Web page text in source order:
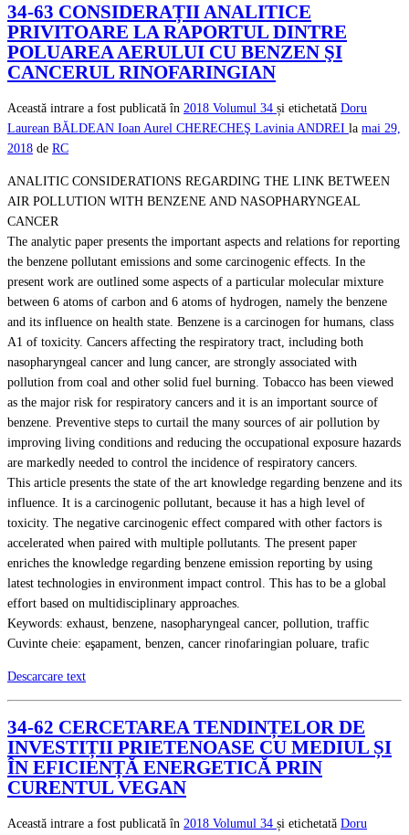
34-63 CONSIDERAȚII ANALITICE
PRIVITOARE LA RAPORTUL DINTRE
POLUAREA AERULUI CU BENZEN ŞI
CANCERUL RINOFARINGIAN
Această intrare a fost publicată în 2018 Volumul 34 și etichetată Doru
Laurean BĂLDEAN Ioan Aurel CHERECHEŞ Lavinia ANDREI la mai 29,
2018 de RC
ANALITIC CONSIDERATIONS REGARDING THE LINK BETWEEN
AIR POLLUTION WITH BENZENE AND NASOPHARYNGEAL
CANCER
The analytic paper presents the important aspects and relations for reporting
the benzene pollutant emissions and some carcinogenic effects. In the
present work are outlined some aspects of a particular molecular mixture
between 6 atoms of carbon and 6 atoms of hydrogen, namely the benzene
and its influence on health state. Benzene is a carcinogen for humans, class
A1 of toxicity. Cancers affecting the respiratory tract, including both
nasopharyngeal cancer and lung cancer, are strongly associated with
pollution from coal and other solid fuel burning. Tobacco has been viewed
as the major risk for respiratory cancers and it is an important source of
benzene. Preventive steps to curtail the many sources of air pollution by
improving living conditions and reducing the occupational exposure hazards
are markedly needed to control the incidence of respiratory cancers.
This article presents the state of the art knowledge regarding benzene and its
influence. It is a carcinogenic pollutant, because it has a high level of
toxicity. The negative carcinogenic effect compared with other factors is
accelerated when paired with multiple pollutants. The present paper
enriches the knowledge regarding benzene emission reporting by using
latest technologies in environment impact control. This has to be a global
effort based on multidisciplinary approaches.
Keywords: exhaust, benzene, nasopharyngeal cancer, pollution, traffic
Cuvinte cheie: eşapament, benzen, cancer rinofaringian poluare, trafic
Descarcare text
34-62 CERCETAREA TENDINȚELOR DE
INVESTIȚII PRIETENOASE CU MEDIUL ȘI
ÎN EFICIENȚĂ ENERGETICĂ PRIN
CURENTUL VEGAN
Această intrare a fost publicată în 2018 Volumul 34 și etichetată Doru